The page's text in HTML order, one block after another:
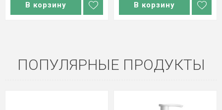
В корзину В корзину
ПОПУЛЯРНЫЕ ПРОДУКТЫ